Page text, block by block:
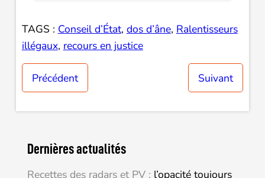
TAGS : Conseil d’État, dos d’âne, Ralentisseurs
illégaux, recours en justice
Précédent Suivant
Dernières actualités
Recettes des radars et PV : l’opacité toujours